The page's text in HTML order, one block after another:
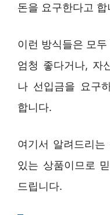
돈을 요구한다고 합
이런 방식들은 모
엄청 좋다거나, 자
나 선입금을 요구
합니다.
여기서 알려드리는
있는 상품이므로
드립니다.